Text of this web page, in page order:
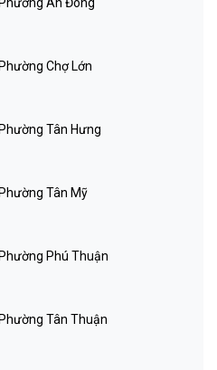
Chợ Lớn
Tân Hưng
Tân Mỹ
Phú Thuận
Tân Thuận